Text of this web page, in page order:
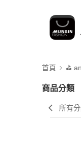
首頁 ⛳️
商品分類
所有